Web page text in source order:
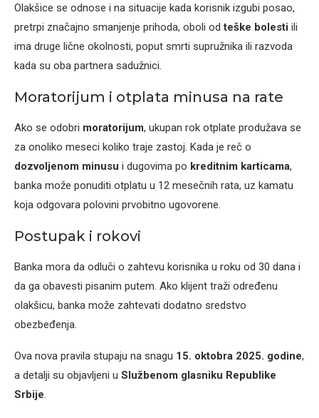
Olakšice se odnose i na situacije kada korisnik izgubi posao,
pretrpi značajno smanjenje prihoda, oboli odteške bolesti ili
ima druge lične okolnosti, poput smrti supružnika ili razvoda
kada su oba partnera sadužnici.
Moratorijum i otplata minusa na rate
Ako se odobri moratorijum, ukupan rok otplate produžava se
za onoliko meseci koliko traje zastoj. Kada je reč o
dozvoljenom minusu i dugovima po kreditnim karticama,
banka može ponuditi otplatu u 12 mesečnih rata, uz kamatu
koja odgovara polovini prvobitno ugovorene.
Postupak i rokovi
Banka mora da odluči o zahtevu korisnika u roku od 30 dana i
da ga obavesti pisanim putem. Ako klijent traži određenu
olakšicu, banka može zahtevati dodatno sredstvo
obezbeđenja.
Ova nova pravila stupaju na snagu 15. oktobra 2025. godine,
a detalji su objavljeni u Službenom glasniku Republike
Srbije